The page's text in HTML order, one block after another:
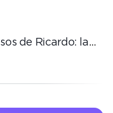
de Ricardo: la